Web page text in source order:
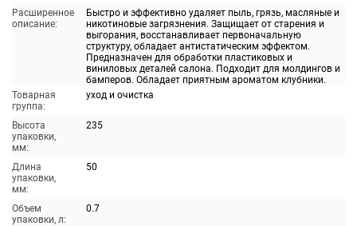
Расширенное
описание:
Быстро и эффективно удаляет пыль, грязь, масляные и
никотиновые загрязнения. Защищает от старения и
выгорания, восстанавливает первоначальную
структуру, обладает антистатическим эффектом.
Предназначен для обработки пластиковых и
виниловых деталей салона. Подходит для молдингов и
бамперов. Обладает приятным ароматом клубники.
Товарная
группа:
уход и очистка
Высота
упаковки,
мм:
235
Длина
упаковки,
мм:
50
Объем
упаковки, л:
0.7